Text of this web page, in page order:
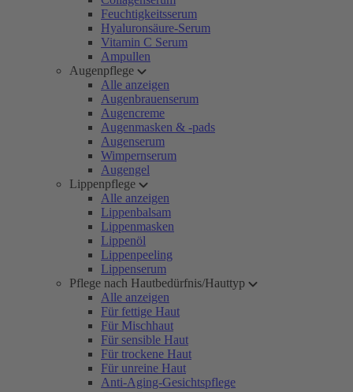
Feuchtigkeitsserum
Hyaluronsäure-Serum
Vitamin C Serum
Ampullen
Augenpflege
Alle anzeigen
Augenbrauenserum
Augencreme
Augenmasken & -pads
Augenserum
Wimpernserum
Augengel
Lippenpflege
Alle anzeigen
Lippenbalsam
Lippenmasken
Lippenöl
Lippenpeeling
Lippenserum
Pflege nach Hautbedürfnis/Hauttyp
Alle anzeigen
Für fettige Haut
Für Mischhaut
Für sensible Haut
Für trockene Haut
Für unreine Haut
Anti-Aging-Gesichtspflege